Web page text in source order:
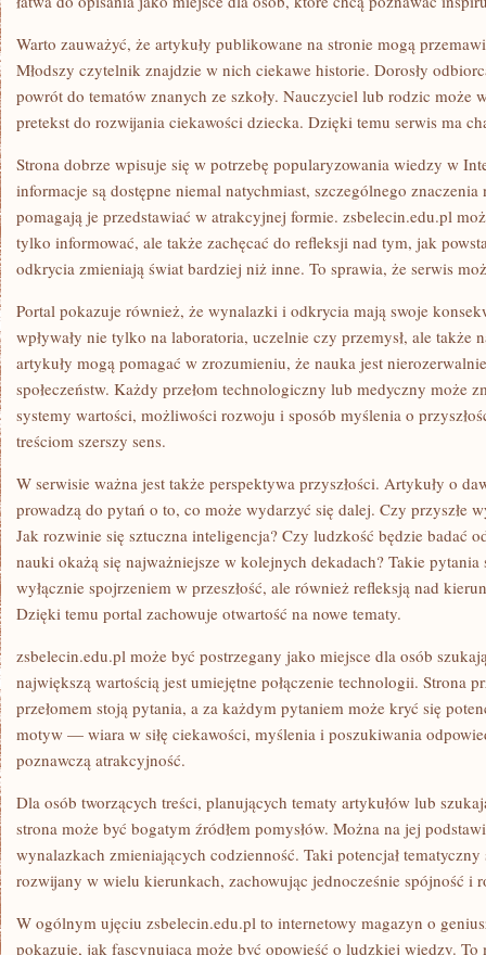
Warto zauważyć, że artykuły publikowane na stronie mogą
Młodszy czytelnik znajdzie w nich ciekawe historie. Dorosły
powrót do tematów znanych ze szkoły. Nauczyciel lub rodzic może
pretekst do rozwijania ciekawości dziecka. Dzięki temu serwis ma
Strona dobrze wpisuje się w potrzebę popularyzowania wiedzy w
informacje są dostępne niemal natychmiast, szczególnego
pomagają je przedstawiać w atrakcyjnej formie. zsbelecin.edu.pl
tylko informować, ale także zachęcać do refleksji nad tym, jak
odkrycia zmieniają świat bardziej niż inne. To sprawia, że serwis
Portal pokazuje również, że wynalazki i odkrycia mają swoje
wpływały nie tylko na laboratoria, uczelnie czy przemysł, ale także
artykuły mogą pomagać w zrozumieniu, że nauka jest
społeczeństw. Każdy przełom technologiczny lub medyczny może
systemy wartości, możliwości rozwoju i sposób myślenia o
treściom szerszy sens.
W serwisie ważna jest także perspektywa przyszłości. Artykuły o
prowadzą do pytań o to, co może wydarzyć się dalej. Czy przyszłe
Jak rozwinie się sztuczna inteligencja? Czy ludzkość będzie badać
nauki okażą się najważniejsze w kolejnych dekadach? Takie pytania
wyłącznie spojrzeniem w przeszłość, ale również refleksją nad
Dzięki temu portal zachowuje otwartość na nowe tematy.
zsbelecin.edu.pl może być postrzegany jako miejsce dla osób
największą wartością jest umiejętne połączenie technologii. Strona
przełomem stoją pytania, a za każdym pytaniem może kryć się
motyw — wiara w siłę ciekawości, myślenia i poszukiwania
poznawczą atrakcyjność.
Dla osób tworzących treści, planujących tematy artykułów lub
strona może być bogatym źródłem pomysłów. Można na jej
wynalazkach zmieniających codzienność. Taki potencjał
rozwijany w wielu kierunkach, zachowując jednocześnie spójność i
W ogólnym ujęciu zsbelecin.edu.pl to internetowy magazyn o
pokazuje, jak fascynująca może być opowieść o ludzkiej wiedzy.